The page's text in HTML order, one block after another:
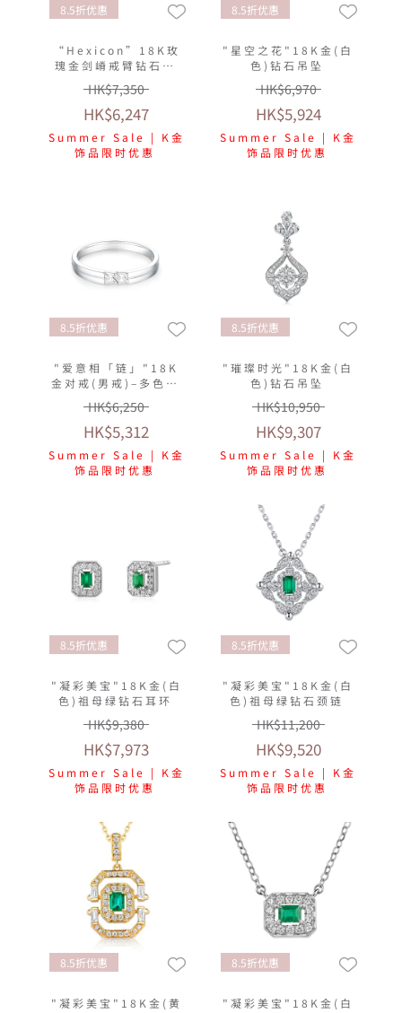
8.5折优惠
“Hexicon”18K玫
瑰金剑嵴戒臂钻石戒
指(女戒)
HK$7,350
HK$6,247
Summer Sale | K金
饰品限时优惠
8.5折优惠
"星空之花"18K金(白
色)钻石吊坠
HK$6,970
HK$5,924
Summer Sale | K金
饰品限时优惠
8.5折优惠
"爱意相「链」"18K
金对戒(男戒)–多色选
择
HK$6,250
HK$5,312
Summer Sale | K金
饰品限时优惠
8.5折优惠
"璀璨时光"18K金(白
色)钻石吊坠
HK$10,950
HK$9,307
Summer Sale | K金
饰品限时优惠
8.5折优惠
"凝彩美宝"18K金(白
色)祖母绿钻石耳环
HK$9,380
HK$7,973
Summer Sale | K金
饰品限时优惠
8.5折优惠
"凝彩美宝"18K金(白
色)祖母绿钻石颈链
HK$11,200
HK$9,520
Summer Sale | K金
饰品限时优惠
8.5折优惠
"凝彩美宝"18K金(黄
8.5折优惠
"凝彩美宝"18K金(白